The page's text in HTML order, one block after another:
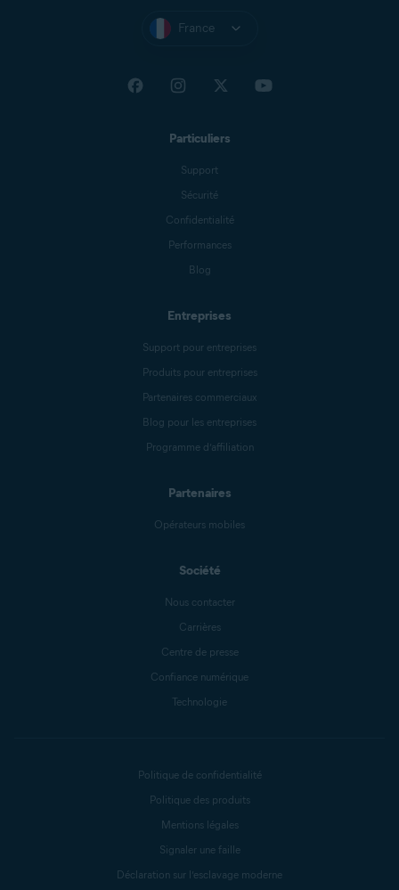
France
Particuliers
Support
Sécurité
Confidentialité
Performances
Blog
Entreprises
Support pour entreprises
Produits pour entreprises
Partenaires commerciaux
Blog pour les entreprises
Programme d’affiliation
Partenaires
Opérateurs mobiles
Société
Nous contacter
Carrières
Centre de presse
Confiance numérique
Technologie
Politique de confidentialité
Politique des produits
Mentions légales
Signaler une faille
Déclaration sur l’esclavage moderne